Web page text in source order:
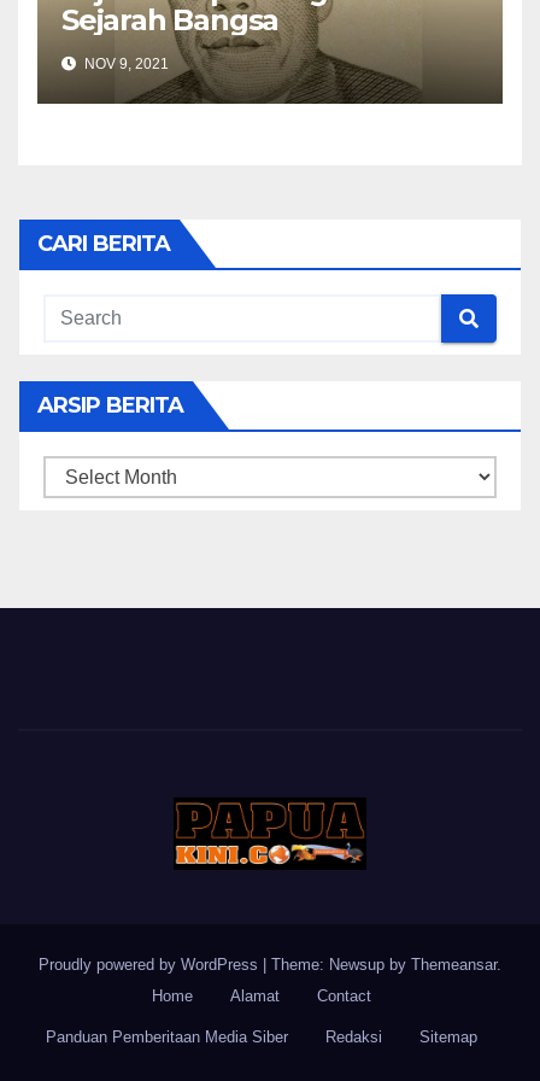
Sejarah Bangsa
NOV 9, 2021
CARI BERITA
ARSIP BERITA
ARSIP
Proudly powered by WordPress Theme: Newsup by Themeansar.
Home
Alamat Contact
Panduan Pemberitaan Media Siber Redaksi Sitemap